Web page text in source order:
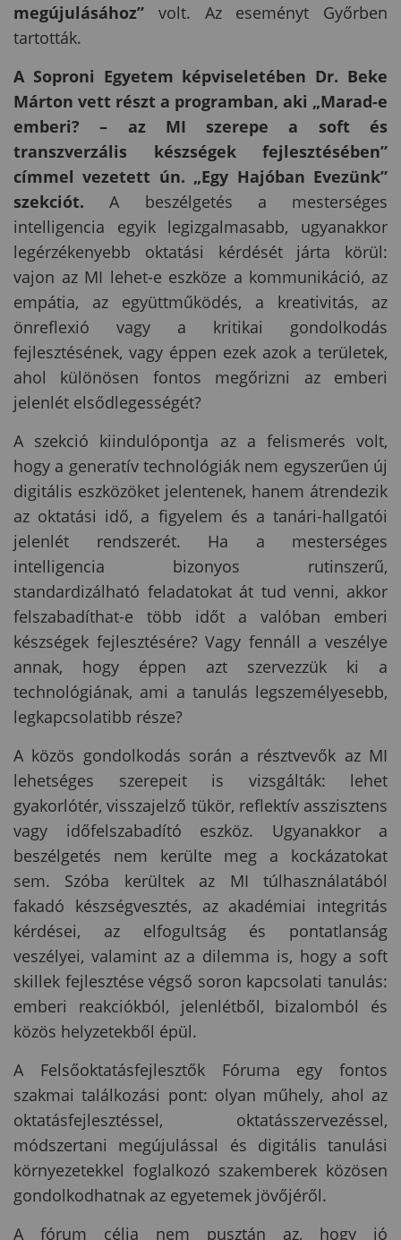
megújulásához” volt. Az eseményt Győrben
tartották.
A Soproni Egyetem képviseletében Dr. Beke
Márton vett részt a programban, aki „Marad-e
emberi? – az MI szerepe a soft és
transzverzális készségek fejlesztésében”
címmel vezetett ún. „Egy Hajóban Evezünk”
szekciót.A beszélgetés a mesterséges
intelligencia egyik legizgalmasabb, ugyanakkor
legérzékenyebb oktatási kérdését járta körül:
vajon az MI lehet-e eszköze a kommunikáció, az
empátia, az együttműködés, a kreativitás, az
önreflexió vagy a kritikai gondolkodás
fejlesztésének, vagy éppen ezek azok a területek,
ahol különösen fontos megőrizni az emberi
jelenlét elsődlegességét?
A szekció kiindulópontja az a felismerés volt,
hogy a generatív technológiák nem egyszerűen új
digitális eszközöket jelentenek, hanem átrendezik
az oktatási idő, a figyelem és a tanári-hallgatói
jelenlét rendszerét. Ha a mesterséges
intelligencia bizonyos rutinszerű,
standardizálható feladatokat át tud venni, akkor
felszabadíthat-e több időt a valóban emberi
készségek fejlesztésére? Vagy fennáll a veszélye
annak, hogy éppen azt szervezzük ki a
technológiának, ami a tanulás legszemélyesebb,
legkapcsolatibb része?
A közös gondolkodás során a résztvevők az MI
lehetséges szerepeit is vizsgálták: lehet
gyakorlótér, visszajelző tükör, reflektív asszisztens
vagy időfelszabadító eszköz. Ugyanakkor a
beszélgetés nem kerülte meg a kockázatokat
sem. Szóba kerültek az MI túlhasználatából
fakadó készségvesztés, az akadémiai integritás
kérdései, az elfogultság és pontatlanság
veszélyei, valamint az a dilemma is, hogy a soft
skillek fejlesztése végső soron kapcsolati tanulás:
emberi reakciókból, jelenlétből, bizalomból és
közös helyzetekből épül.
A Felsőoktatásfejlesztők Fóruma egy fontos
szakmai találkozási pont: olyan műhely, ahol az
oktatásfejlesztéssel, oktatásszervezéssel,
módszertani megújulással és digitális tanulási
környezetekkel foglalkozó szakemberek közösen
gondolkodhatnak az egyetemek jövőjéről.
A fórum célja nem pusztán az, hogy jó